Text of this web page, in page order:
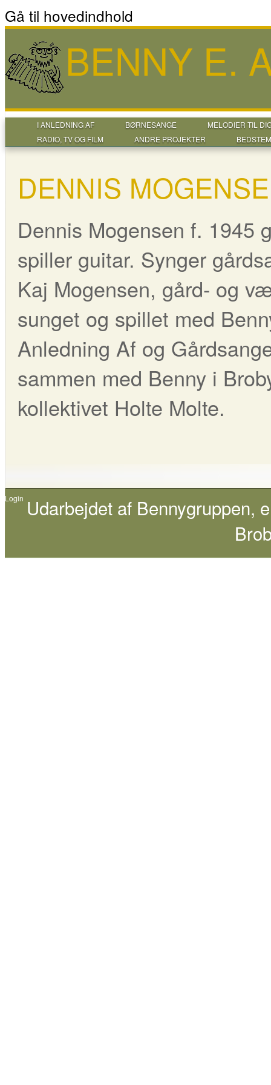
Gå til hovedindhold
BENNY E.
I ANLEDNING AF BØRNESANGE
MELODIER TIL
RADIO, TV OG FILM
ANDRE PROJEKTER
DENNIS
Dennis Mogensen f. 1945
spiller guitar. Synger
Kaj Mogensen, gård- og
sunget og spillet med
Anledning Af og
sammen med Benny i
kollektivet Holte Molte.
Login Udarbejdet af Bennygruppen,